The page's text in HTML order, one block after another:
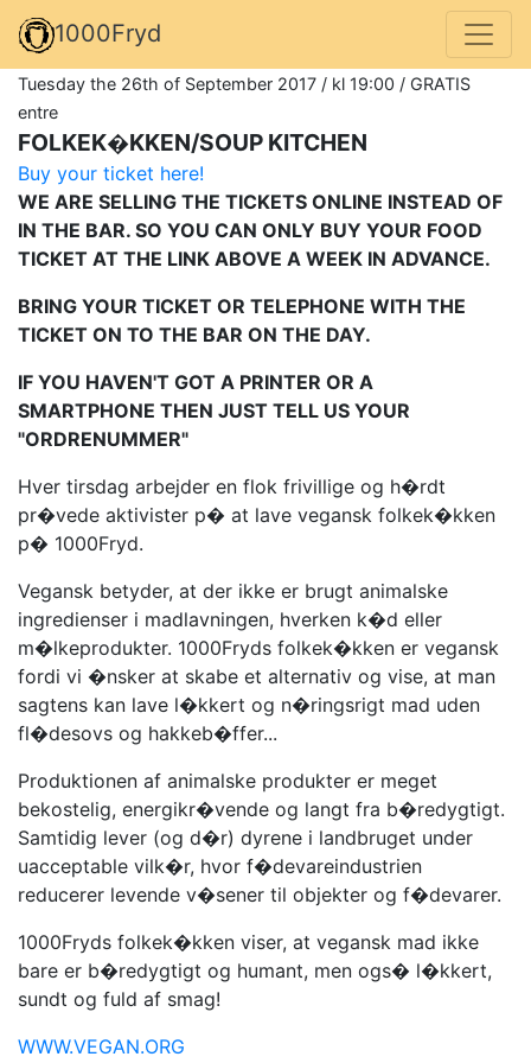
1000Fryd
Tuesday the 26th of September 2017 / kl 19:00 / GRATIS
entre
FOLKEK�KKEN/SOUP KITCHEN
Buy your ticket here!
WE ARE SELLING THE TICKETS ONLINE INSTEAD OF
IN THE BAR. SO YOU CAN ONLY BUY YOUR FOOD
TICKET AT THE LINK ABOVE A WEEK IN ADVANCE.
BRING YOUR TICKET OR TELEPHONE WITH THE
TICKET ON TO THE BAR ON THE DAY.
IF YOU HAVEN'T GOT A PRINTER OR A
SMARTPHONE THEN JUST TELL US YOUR
"ORDRENUMMER"
Hver tirsdag arbejder en flok frivillige og h�rdt
pr�vede aktivister p� at lave vegansk folkek�kken
p� 1000Fryd.
Vegansk betyder, at der ikke er brugt animalske
ingredienser i madlavningen, hverken k�d eller
m�lkeprodukter. 1000Fryds folkek�kken er vegansk
fordi vi �nsker at skabe et alternativ og vise, at man
sagtens kan lave l�kkert og n�ringsrigt mad uden
fl�desovs og hakkeb�ffer...
Produktionen af animalske produkter er meget
bekostelig, energikr�vende og langt fra b�redygtigt.
Samtidig lever (og d�r) dyrene i landbruget under
uacceptable vilk�r, hvor f�devareindustrien
reducerer levende v�sener til objekter og f�devarer.
1000Fryds folkek�kken viser, at vegansk mad ikke
bare er b�redygtigt og humant, men ogs� l�kkert,
sundt og fuld af smag!
WWW.VEGAN.ORG